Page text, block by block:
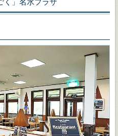
く」名水プラザ